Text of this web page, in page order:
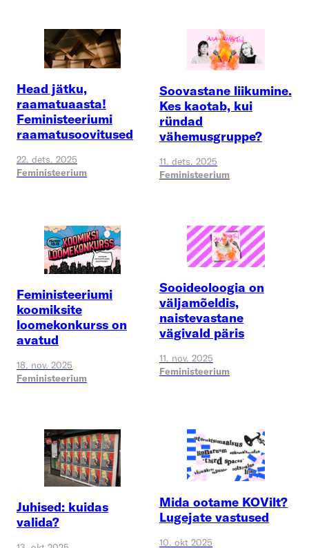
Head jätku,
raamatuaasta!
Feministeeriumi
raamatusoovitused
22. dets. 2025
Feministeerium
Soovastane liikumine.
Kes kaotab, kui
ründad
vähemusgruppe?
11. dets. 2025
Feministeerium
Feministeeriumi
koomiksite
loomekonkurss on
avatud
18. nov. 2025
Feministeerium
Sooideoloogia on
väljamõeldis,
naistevastane
vägivald päris
11. nov. 2025
Feministeerium
Juhised: kuidas
valida?
Mida ootame KOVilt?
Lugejate vastused
10. okt 2025